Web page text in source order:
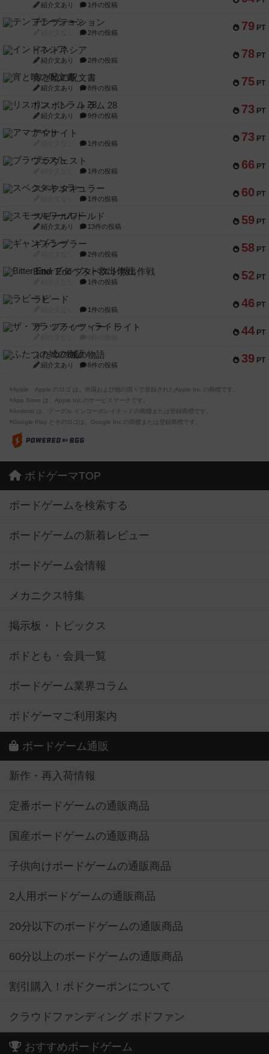
紹介文あり 1件の投稿
79 PT
テンプテーション
2件の投稿
78 PT
インドネシア
紹介文あり 2件の投稿
75 PT
宵と暁の呪文書
紹介文あり 8件の投稿
73 PT
リスボン・トラム 28
紹介文あり 9件の投稿
73 PT
アマナイト
1件の投稿
66 PT
ブラヴェスト
1件の投稿
60 PT
スペクタキュラー
1件の投稿
59 PT
スモールワールド
紹介文あり 13件の投稿
58 PT
ギャンブラー
2件の投稿
52 PT
Bitter End ブタペスト救出作戦
1件の投稿
46 PT
ラピード
1件の投稿
44 PT
ザ・フラッフィー・ライト
39 PT
ふたつの城の物語
紹介文あり 6件の投稿
※Apple、Apple のロゴ は、米国および他の国々で登録されたApple Inc.の商標です。
※App Store は、Apple Inc.のサービスマークです。
※Android は、グーグル インコーポレイテッドの商標または登録商標です。
※Google Play とそのロゴは、Google Inc.の商標または登録商標です。
ボドゲーマTOP
ボードゲームを検索する
ボードゲームの新着レビュー
ボードゲーム会情報
メカニクス特集
掲示板・トピックス
ボドとも・会員一覧
ボードゲーム業界コラム
ボドゲーマご利用案内
ボードゲーム通販
新作・再入荷情報
定番ボードゲームの通販商品
国産ボードゲームの通販商品
子供向けボードゲームの通販商品
2人用ボードゲームの通販商品
20分以下のボードゲームの通販商品
60分以上のボードゲームの通販商品
割引購入！ボドクーポンについて
クラウドファンディング ボドファン
おすすめボードゲーム